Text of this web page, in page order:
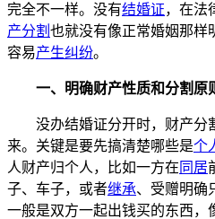
完全不一样。没有结婚证，在法
产分割 也就没有像正常婚姻那样
容易产生纠纷。
一、明确财产性质和分割原
没办结婚证分开时，财产分
来。关键是要先搞清楚哪些是个
人财产归个人，比如一方在 同居
子、车子，或者继承、受赠明确
一般是双方一起出钱买的东西，